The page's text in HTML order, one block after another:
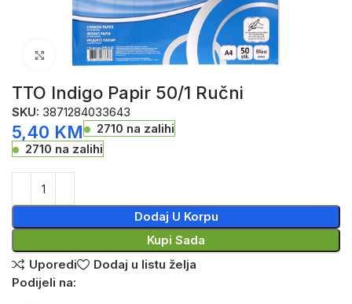
Click to enlarge
TTO Indigo Papir 50/1 Ručni
SKU: 3871284033643
5,40 KM
2710 na zalihi
2710 na zalihi
Dodaj U Korpu
Kupi Sada
Uporedi
Dodaj u listu želja
Podijeli na: